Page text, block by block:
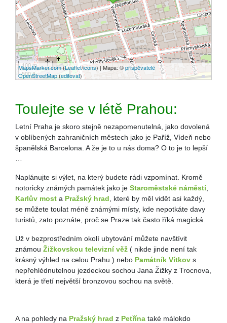
100 m
500 ft
MapsMarker.com(Leaflet/icons) | Mapa: ©přispěvatelé
OpenStreetMap(editovat)
Toulejte se v létě Prahou:
Letní Praha je skoro stejně nezapomenutelná, jako dovolená
v oblíbených zahraničních městech jako je Paříž, Vídeň nebo
španělská Barcelona. A že je to u nás doma? O to je to lepší
Naplánujte si výlet, na který budete rádi vzpomínat. Kromě
notoricky známých památek jako je Staroměstské náměstí,
Karlův most a Pražský hrad , které by měl vidět asi každý,
se můžete toulat méně známými místy, kde nepotkáte davy
turistů, zato poznáte, proč se Praze tak často říká magická.
Už v bezprostředním okolí ubytování můžete navštívit
známou Žižkovskou televizní věž ( nikde jinde není tak
krásný výhled na celou Prahu ) nebo Památník Vítkov s
nepřehlédnutelnou jezdeckou sochou Jana Žižky z Trocnova,
která je třetí největší bronzovou sochou na světě.
A na pohledy na Pražský hrad z Petřína také málokdo